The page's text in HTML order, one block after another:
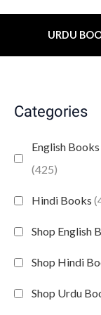
URDU
Categories
(425)
Shop English
Shop Hindi
Shop Urdu